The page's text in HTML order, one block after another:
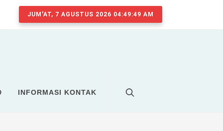
JUM'AT, 7 AGUSTUS 2026 04:49:49 AM
INFORMASI KONTAK